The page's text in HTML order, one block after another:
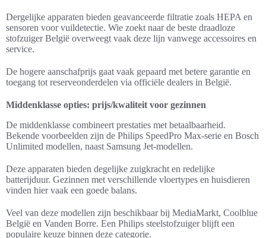
Dergelijke apparaten bieden geavanceerde filtratie zoals HEPA en
sensoren voor vuildetectie. Wie zoekt naar de beste draadloze
stofzuiger België overweegt vaak deze lijn vanwege accessoires en
service.
De hogere aanschafprijs gaat vaak gepaard met betere garantie en
toegang tot reserveonderdelen via officiële dealers in België.
Middenklasse opties: prijs/kwaliteit voor gezinnen
De middenklasse combineert prestaties met betaalbaarheid.
Bekende voorbeelden zijn de Philips SpeedPro Max-serie en Bosch
Unlimited modellen, naast Samsung Jet-modellen.
Deze apparaten bieden degelijke zuigkracht en redelijke
batterijduur. Gezinnen met verschillende vloertypes en huisdieren
vinden hier vaak een goede balans.
Veel van deze modellen zijn beschikbaar bij MediaMarkt, Coolblue
België en Vanden Borre. Een Philips steelstofzuiger blijft een
populaire keuze binnen deze categorie.